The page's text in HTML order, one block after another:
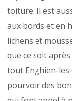
toiture. Il est
aux bords et en
lichens et
que ce soit
tout Enghien-
pourvoir des